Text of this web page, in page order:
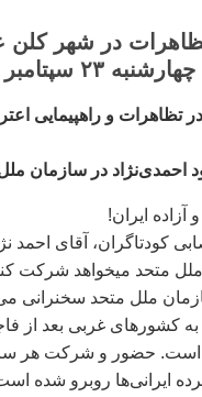
در شهر کلن
۲۳ سپتامبر
تظاهرات و راهپيمايی
احمدی‌نژاد در سازمان
ايران!
کودتاگران، آقای احمد
متحد ميخواهد شرکت
ملل متحد سخنرانی
کشورهای غربی بعد از
است. حضور و شرکت هر
ايرانی‌ها روبرو شده